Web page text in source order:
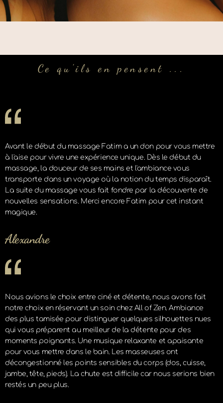
Ce qu'ils en pensent ...
Avant le début du massage Fatim a un don pour vous mettre
à l'aise pour vivre une expérience unique. Dès le début du
massage, la douceur de ses mains et l'ambiance vous
transporte dans un voyage où la notion du temps disparaît.
La suite du massage vous fait fondre par la découverte de
nouvelles sensations. Merci encore Fatim pour cet instant
magique.
Alexandre
Nous avions le choix entre ciné et détente, nous avons fait
notre choix en réservant un soin chez All of Zen. Ambiance
des plus tamisée pour distinguer quelques silhouettes nues
qui vous préparent au meilleur de la détente pour des
moments poignants. Une musique relaxante et apaisante
pour vous mettre dans le bain. Les masseuses ont
décongestionné les points sensibles du corps (dos, cuisse,
jambe, tête, pieds). La chute est difficile car nous serions bien
restés un peu plus.